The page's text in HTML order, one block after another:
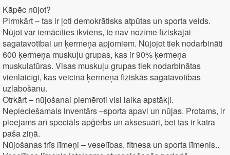
Kāpēc nūjot?
Pirmkārt – tas ir ļoti demokrātisks atpūtas un sporta veids.
Nūjot var iemācīties ikviens, te nav nozīme fiziskajai
sagatavotībai un ķermeņa apjomiem. Nūjojot tiek nodarbināti
600 ķermeņa muskuļu grupas, kas ir 90% ķermeņa
muskulatūras. Visas muskuļu grupas tiek nodarbinātas
vienlaicīgi, kas veicina ķermeņa fiziskās sagatavotības
uzlabošanu.
Otrkārt – nūjošanai piemēroti visi laika apstākļi.
Nepieciešamais inventārs –sporta apavi un nūjas. Protams, ir
pieejams arī speciāls apģērbs un aksesuāri, bet tas ir katra
paša ziņā.
Nūjošanas trīs līmeņi – veselības, fitnesa un sporta līmenis..